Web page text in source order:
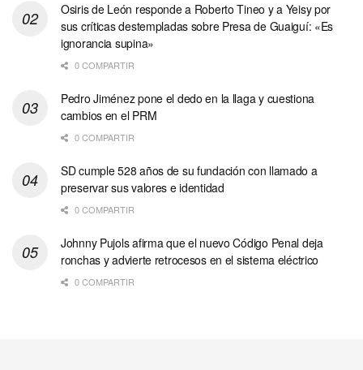
Osiris de León responde a Roberto Tineo y a Yeisy por
sus críticas destempladas sobre Presa de Guaiguí: «Es
ignorancia supina»
0 COMPARTIR
Pedro Jiménez pone el dedo en la llaga y cuestiona
cambios en el PRM
0 COMPARTIR
SD cumple 528 años de su fundación con llamado a
preservar sus valores e identidad
0 COMPARTIR
Johnny Pujols afirma que el nuevo Código Penal deja
ronchas y advierte retrocesos en el sistema eléctrico
0 COMPARTIR